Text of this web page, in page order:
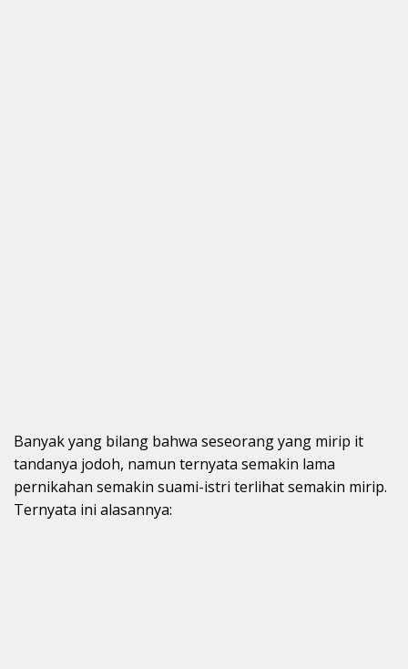
Banyak yang bilang bahwa seseorang yang mirip it
tandanya jodoh, namun ternyata semakin lama
pernikahan semakin suami-istri terlihat semakin mirip.
Ternyata ini alasannya: